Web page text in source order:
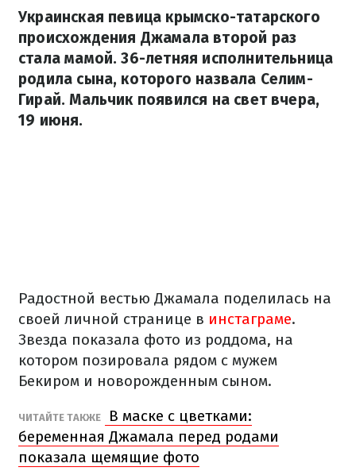
Украинская певица крымско-татарского
происхождения Джамала второй раз
стала мамой. 36-летняя исполнительница
родила сына, которого назвала Селим-
Гирай. Мальчик появился на свет вчера,
19 июня.
Радостной вестью Джамала поделилась на
своей личной странице в инстаграме.
Звезда показала фото из роддома, на
котором позировала рядом с мужем
Бекиром и новорожденным сыном.
ЧИТАЙТЕ ТАКЖЕ
В маске с цветками:
беременная Джамала перед родами
показала щемящие фото